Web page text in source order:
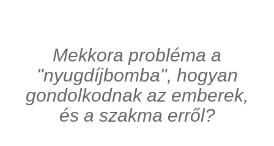
Mekkora probléma a
"nyugdíjbomba", hogyan
gondolkodnak az emberek,
és a szakma erről?